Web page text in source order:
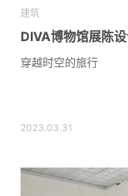
建筑
DIVA博物馆展陈
穿越时空的旅行
2023.03.31